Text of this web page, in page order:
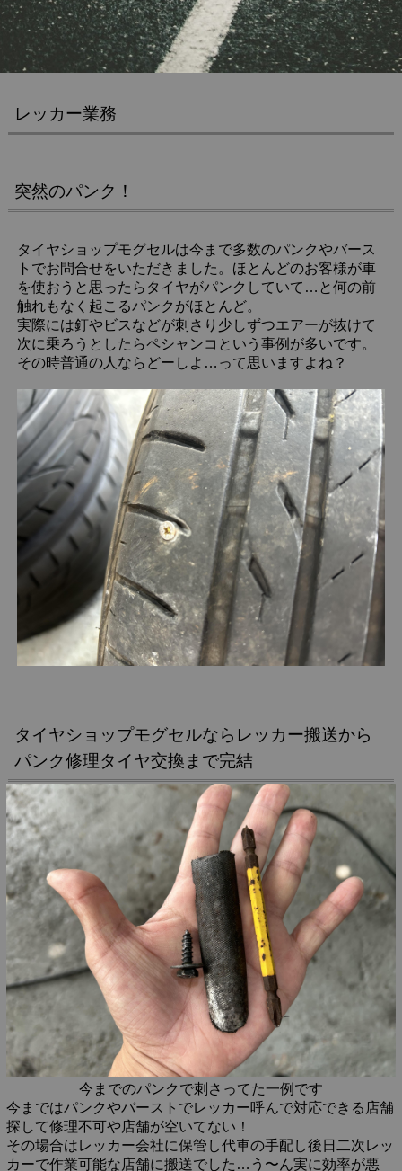
レッカー業務
突然のパンク！
タイヤショップモグセルは今まで多数のパンクやバース
トでお問合せをいただきました。ほとんどのお客様が車
を使おうと思ったらタイヤがパンクしていて…と何の前
触れもなく起こるパンクがほとんど。
実際には釘やビスなどが刺さり少しずつエアーが抜けて
次に乗ろうとしたらペシャンコという事例が多いです。
その時普通の人ならどーしよ…って思いますよね？
タイヤショップモグセルならレッカー搬送から
パンク修理タイヤ交換まで完結
今までのパンクで刺さってた一例です
今まではパンクやバーストでレッカー呼んで対応できる店舗
探して修理不可や店舗が空いてない！
その場合はレッカー会社に保管し代車の手配し後日二次レッ
カーで作業可能な店舗に搬送でした…う〜ん実に効率が悪